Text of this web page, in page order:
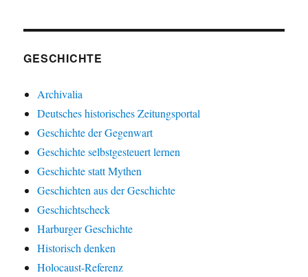
GESCHICHTE
Archivalia
Deutsches historisches Zeitungsportal
Geschichte der Gegenwart
Geschichte selbstgesteuert lernen
Geschichte statt Mythen
Geschichten aus der Geschichte
Geschichtscheck
Harburger Geschichte
Historisch denken
Holocaust-Referenz